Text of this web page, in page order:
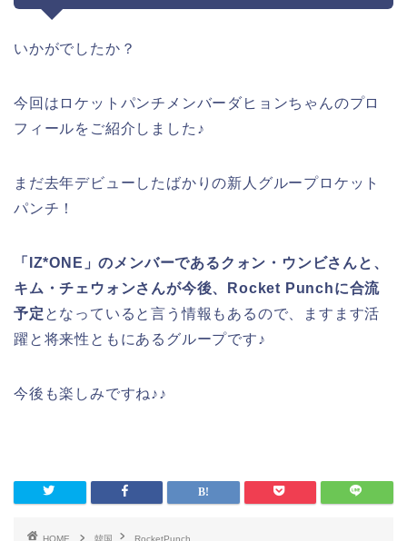
いかがでしたか？
今回はロケットパンチメンバーダヒョンちゃんのプロ
フィールをご紹介しました♪
まだ去年デビューしたばかりの新人グループロケット
パンチ！
「IZ*ONE」のメンバーであるクォン・ウンビさんと、
キム・チェウォンさんが今後、Rocket Punchに合流
予定 となっていると言う情報もあるので、ますます活
躍と将来性ともにあるグループです♪
今後も楽しみですね♪♪